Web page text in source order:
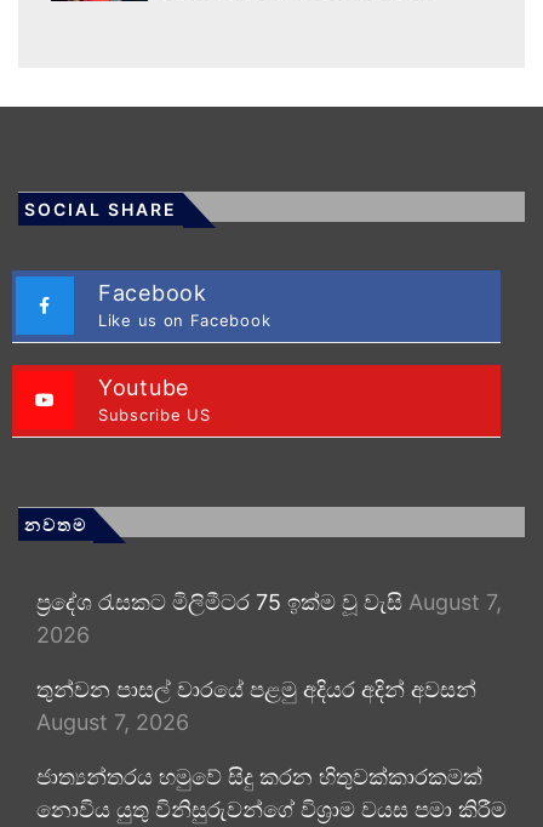
SOCIAL SHARE
Facebook
Like us on Facebook
Youtube
Subscribe US
නවතම
ප්‍රදේශ රැසකට මිලිමීටර 75 ඉක්ම වූ වැසි August 7,
2026
තුන්වන පාසල් වාරයේ පළමු අදියර අදින් අවසන්
August 7, 2026
ජාත්‍යන්තරය හමුවේ සිදු කරන හිතුවක්කාරකමක්
නොවිය යුතු විනිසුරුවන්ගේ විශ්‍රාම වයස පමා කිරීම